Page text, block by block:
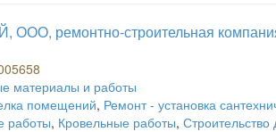
ремонтно-строительная
материалы и работы
помещений, Ремонт - установка
работы, Кровельные работы, Строительство